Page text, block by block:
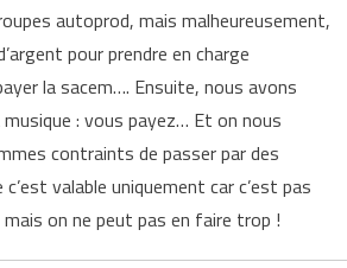
autoprod, mais malheureusement,
pour prendre en charge
la sacem…. Ensuite, nous avons
: vous payez… Et on nous
contraints de passer par des
valable uniquement car c’est pas
on ne peut pas en faire trop !